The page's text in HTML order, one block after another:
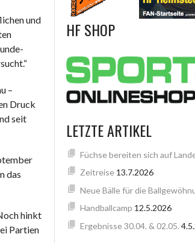
und
–
Druck
seit
das
hinkt
Partien
HF SHOP
LETZTE ARTIKEL
Füchse bereiten sich auf
Zeitreise 13.7.2026
Neue Bälle für die
Handballcamp 12.5.2026
Ergebnisse 30.04. & 02.05.